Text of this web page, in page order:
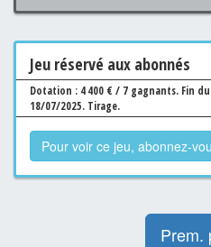
Jeu réservé aux abonnés
Dotation : 4 400 € / 7 gagnants. Fin
18/07/2025. Tirage.
Pour voir ce jeu, abonnez-
Prem.